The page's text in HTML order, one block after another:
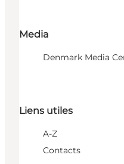
Media
Denmark Media
Liens utiles
A-Z
Contacts